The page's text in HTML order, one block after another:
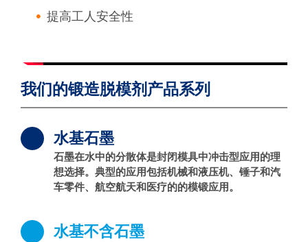
提高工人安全性
我们的锻造脱模剂产品系列
水基石墨
石墨在水中的分散体是封闭模具中冲击型应用的理
想选择。典型的应用包括机械和液压机、锤子和汽
车零件、航空航天和医疗的的模锻应用。
水基不含石墨